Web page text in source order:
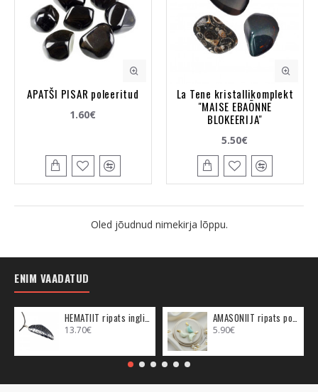
APATŠI PISAR poleeritud
1.60€
La Tene kristallikomplekt
"MAISE EBAÕNNE
BLOKEERIJA"
5.50€
Oled jõudnud nimekirja lõppu.
ENIM VAADATUD
13.70€ 5.90€